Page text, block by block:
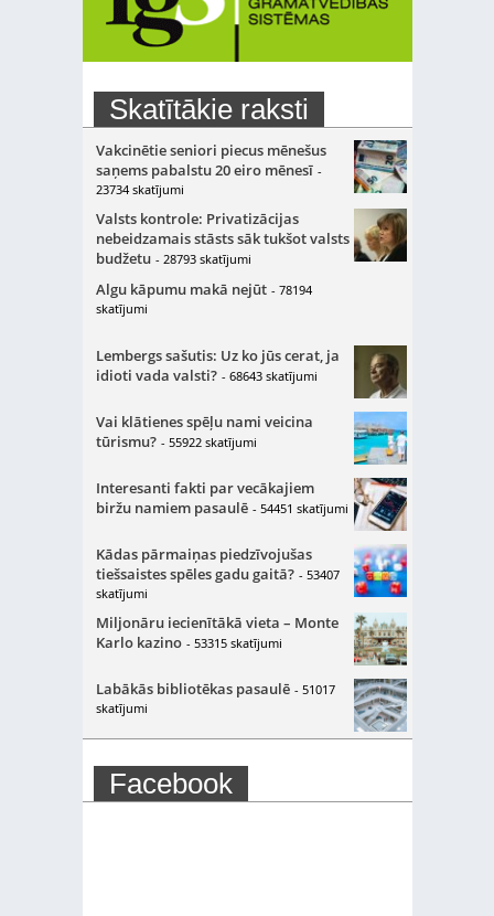
Skatītākie raksti
Vakcinētie seniori piecus mēnešus
saņems pabalstu 20 eiro mēnesī -
23734 skatījumi
Valsts kontrole: Privatizācijas
nebeidzamais stāsts sāk tukšot valsts
budžetu - 28793 skatījumi
Algu kāpumu makā nejūt - 78194
skatījumi
Lembergs sašutis: Uz ko jūs cerat, ja
idioti vada valsti? - 68643 skatījumi
Vai klātienes spēļu nami veicina
tūrismu? - 55922 skatījumi
Interesanti fakti par vecākajiem
biržu namiem pasaulē - 54451 skatījumi
Kādas pārmaiņas piedzīvojušas
tiešsaistes spēles gadu gaitā? - 53407
skatījumi
Miljonāru iecienītākā vieta – Monte
Karlo kazino - 53315 skatījumi
Labākās bibliotēkas pasaulē - 51017
skatījumi
Facebook